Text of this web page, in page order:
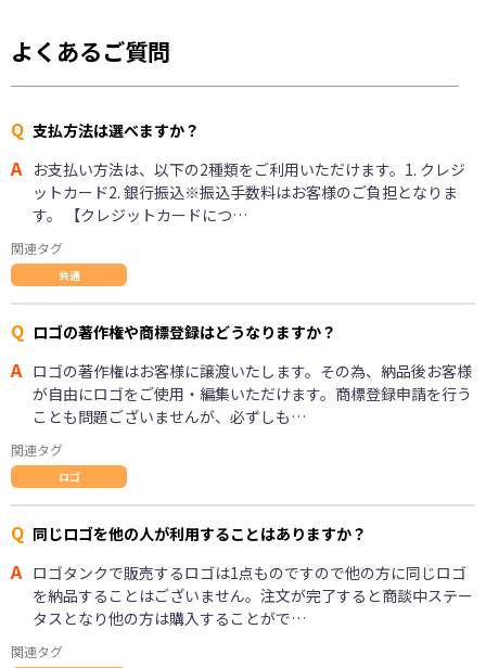
よくあるご質問
Q 支払方法は選べますか？
A お支払い方法は、以下の2種類をご利用いただけます。1. クレジ
ットカード2. 銀行振込※振込手数料はお客様のご負担となりま
す。 【クレジットカードにつ…
関連タグ
共通
Q ロゴの著作権や商標登録はどうなりますか？
A ロゴの著作権はお客様に譲渡いたします。その為、納品後お客様
が自由にロゴをご使用・編集いただけます。商標登録申請を行う
ことも問題ございませんが、必ずしも…
関連タグ
ロゴ
Q 同じロゴを他の人が利用することはありますか？
A ロゴタンクで販売するロゴは1点ものですので他の方に同じロゴ
を納品することはございません。注文が完了すると商談中ステー
タスとなり他の方は購入することがで…
関連タグ